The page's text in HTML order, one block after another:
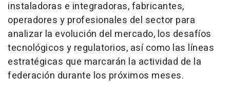
instaladoras e integradoras, fabricantes,
operadores y profesionales del sector para
analizar la evolución del mercado, los desafíos
tecnológicos y regulatorios, así como las líneas
estratégicas que marcarán la actividad de la
federación durante los próximos meses.